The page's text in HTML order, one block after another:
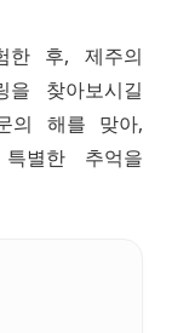
한 후, 제주의
찾아보시길
의 해를 맞아,
별한 추억을